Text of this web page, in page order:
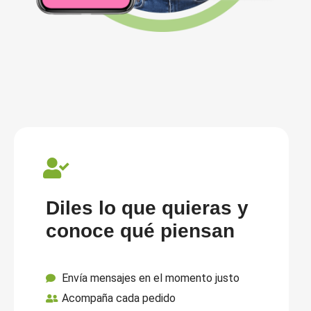
Diles lo que quieras y
conoce qué piensan
Envía mensajes en el momento justo
Acompaña cada pedido